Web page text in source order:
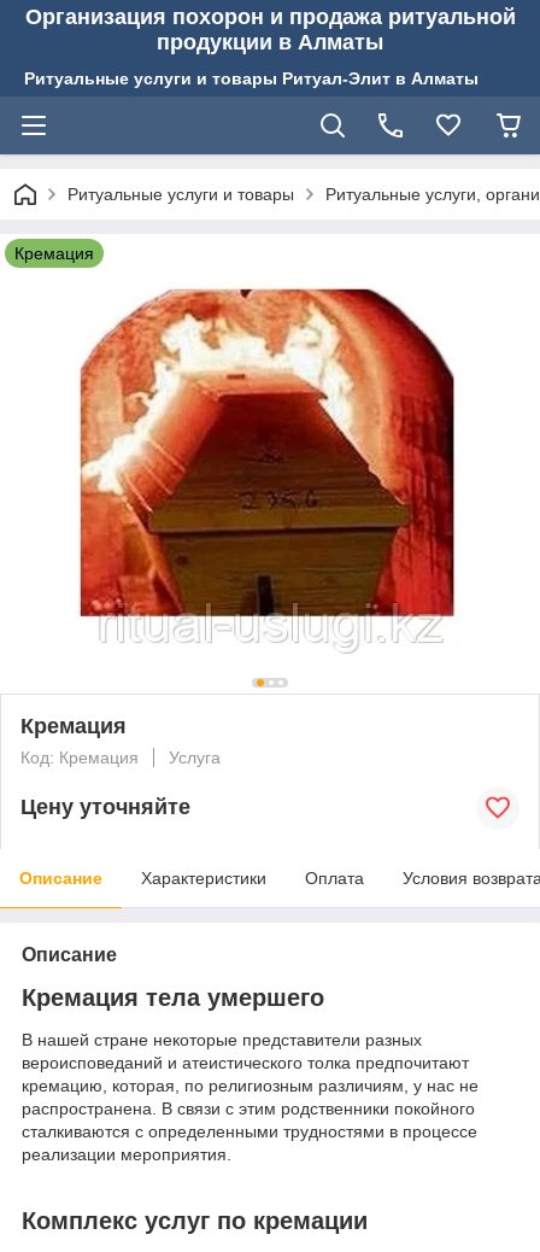
Организация похорон и продажа ритуальной
продукции в Алматы
Ритуальные услуги и товары Ритуал-Элит в Алматы
Ритуальные услуги и товары Ритуальные услуги,
Кремация
Кремация
Код: Кремация Услуга
Цену уточняйте
Описание Характеристики Оплата Условия
Описание
Кремация тела умершего
В нашей стране некоторые представители разных
вероисповеданий и атеистического толка предпочитают
кремацию, которая, по религиозным различиям, у нас не
распространена. В связи с этим родственники покойного
сталкиваются с определенными трудностями в процессе
реализации мероприятия.
Комплекс услуг по кремации